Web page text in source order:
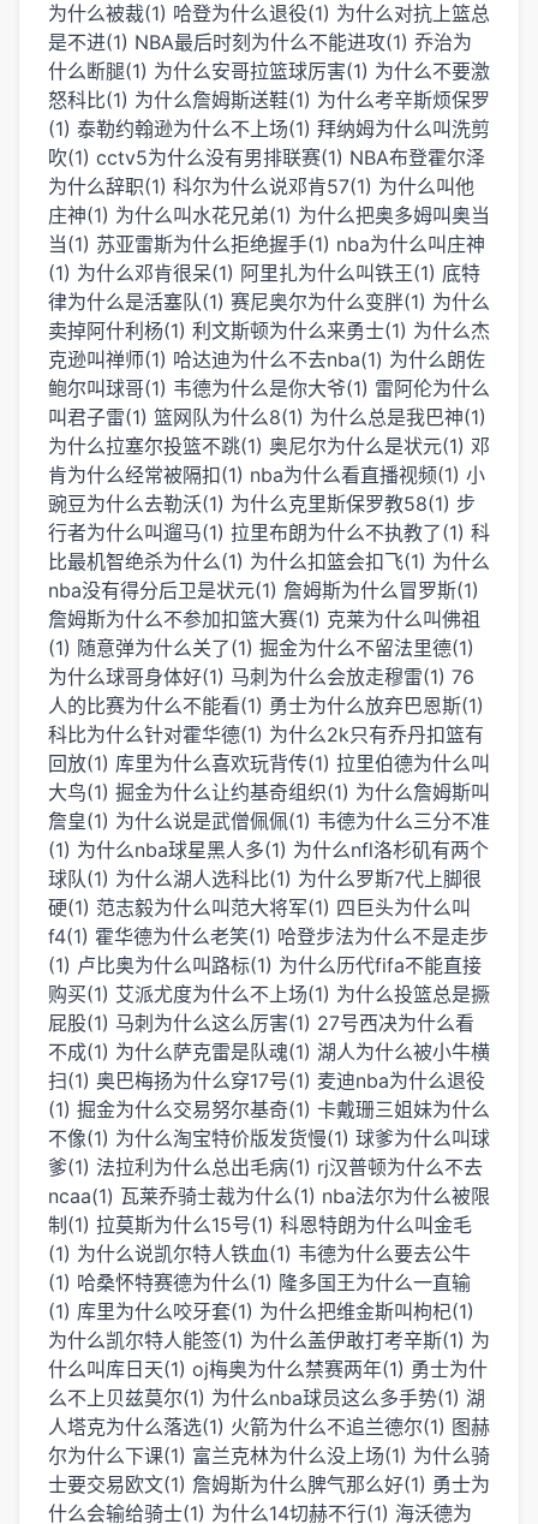
为什么被裁(1) 哈登为什么退役(1) 为什么对抗上篮总
是不进(1) NBA最后时刻为什么不能进攻(1) 乔治为
什么断腿(1) 为什么安哥拉篮球厉害(1) 为什么不要激
怒科比(1) 为什么詹姆斯送鞋(1) 为什么考辛斯烦保罗
(1) 泰勒约翰逊为什么不上场(1) 拜纳姆为什么叫洗剪
吹(1) cctv5为什么没有男排联赛(1) NBA布登霍尔泽
为什么辞职(1) 科尔为什么说邓肯57(1) 为什么叫他
庄神(1) 为什么叫水花兄弟(1) 为什么把奥多姆叫奥当
当(1) 苏亚雷斯为什么拒绝握手(1) nba为什么叫庄神
(1) 为什么邓肯很呆(1) 阿里扎为什么叫铁王(1) 底特
律为什么是活塞队(1) 赛尼奥尔为什么变胖(1) 为什么
卖掉阿什利杨(1) 利文斯顿为什么来勇士(1) 为什么杰
克逊叫禅师(1) 哈达迪为什么不去nba(1) 为什么朗佐
鲍尔叫球哥(1) 韦德为什么是你大爷(1) 雷阿伦为什么
叫君子雷(1) 篮网队为什么8(1) 为什么总是我巴神(1)
为什么拉塞尔投篮不跳(1) 奥尼尔为什么是状元(1) 邓
肯为什么经常被隔扣(1) nba为什么看直播视频(1) 小
豌豆为什么去勒沃(1) 为什么克里斯保罗教58(1) 步
行者为什么叫遛马(1) 拉里布朗为什么不执教了(1) 科
比最机智绝杀为什么(1) 为什么扣篮会扣飞(1) 为什么
nba没有得分后卫是状元(1) 詹姆斯为什么冒罗斯(1)
詹姆斯为什么不参加扣篮大赛(1) 克莱为什么叫佛祖
(1) 随意弹为什么关了(1) 掘金为什么不留法里德(1)
为什么球哥身体好(1) 马刺为什么会放走穆雷(1) 76
人的比赛为什么不能看(1) 勇士为什么放弃巴恩斯(1)
科比为什么针对霍华德(1) 为什么2k只有乔丹扣篮有
回放(1) 库里为什么喜欢玩背传(1) 拉里伯德为什么叫
大鸟(1) 掘金为什么让约基奇组织(1) 为什么詹姆斯叫
詹皇(1) 为什么说是武僧佩佩(1) 韦德为什么三分不准
(1) 为什么nba球星黑人多(1) 为什么nfl洛杉矶有两个
球队(1) 为什么湖人选科比(1) 为什么罗斯7代上脚很
硬(1) 范志毅为什么叫范大将军(1) 四巨头为什么叫
f4(1) 霍华德为什么老笑(1) 哈登步法为什么不是走步
(1) 卢比奥为什么叫路标(1) 为什么历代fifa不能直接
购买(1) 艾派尤度为什么不上场(1) 为什么投篮总是撅
屁股(1) 马刺为什么这么厉害(1) 27号西决为什么看
不成(1) 为什么萨克雷是队魂(1) 湖人为什么被小牛横
扫(1) 奥巴梅扬为什么穿17号(1) 麦迪nba为什么退役
(1) 掘金为什么交易努尔基奇(1) 卡戴珊三姐妹为什么
不像(1) 为什么淘宝特价版发货慢(1) 球爹为什么叫球
爹(1) 法拉利为什么总出毛病(1) rj汉普顿为什么不去
ncaa(1) 瓦莱乔骑士裁为什么(1) nba法尔为什么被限
制(1) 拉莫斯为什么15号(1) 科恩特朗为什么叫金毛
(1) 为什么说凯尔特人铁血(1) 韦德为什么要去公牛
(1) 哈桑怀特赛德为什么(1) 隆多国王为什么一直输
(1) 库里为什么咬牙套(1) 为什么把维金斯叫枸杞(1)
为什么凯尔特人能签(1) 为什么盖伊敢打考辛斯(1) 为
什么叫库日天(1) oj梅奥为什么禁赛两年(1) 勇士为什
么不上贝兹莫尔(1) 为什么nba球员这么多手势(1) 湖
人塔克为什么落选(1) 火箭为什么不追兰德尔(1) 图赫
尔为什么下课(1) 富兰克林为什么没上场(1) 为什么骑
士要交易欧文(1) 詹姆斯为什么脾气那么好(1) 勇士为
什么会输给骑士(1) 为什么14切赫不行(1) 海沃德为